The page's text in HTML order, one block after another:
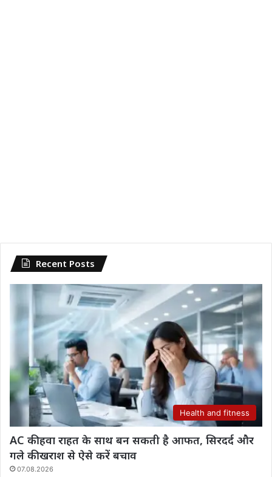
Recent Posts
Health and fitness
AC की हवा राहत के साथ बन सकती है आफत, सिरदर्द और
गले की खराश से ऐसे करें बचाव
07.08.2026